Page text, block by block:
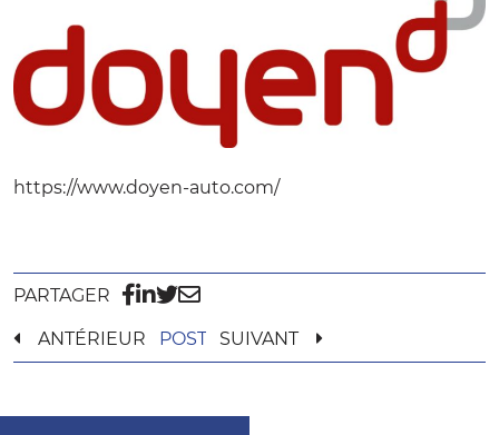
https://www.doyen-auto.com/
PARTAGER
ANTÉRIEUR POST SUIVANT